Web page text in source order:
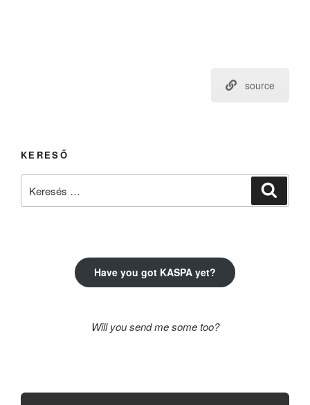
source
KERESŐ
Have you got KASPA yet?
Will you send me some too?